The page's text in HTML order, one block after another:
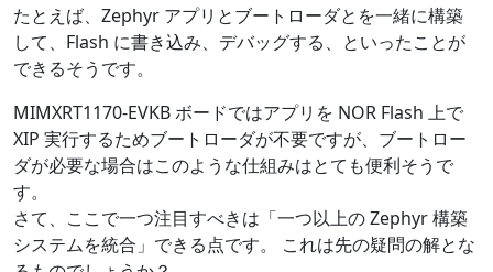
たとえば、Zephyr アプリとブートローダとを一緒に構築
して、Flash に書き込み、デバッグする、といったことが
できるそうです。
MIMXRT1170-EVKB ボードではアプリを NOR Flash 上で
XIP 実行するためブートローダが不要ですが、ブートロー
ダが必要な場合はこのような仕組みはとても便利そうで
す。
さて、ここで一つ注目すべきは「一つ以上の Zephyr 構築
システムを統合」できる点です。 これは先の疑問の解とな